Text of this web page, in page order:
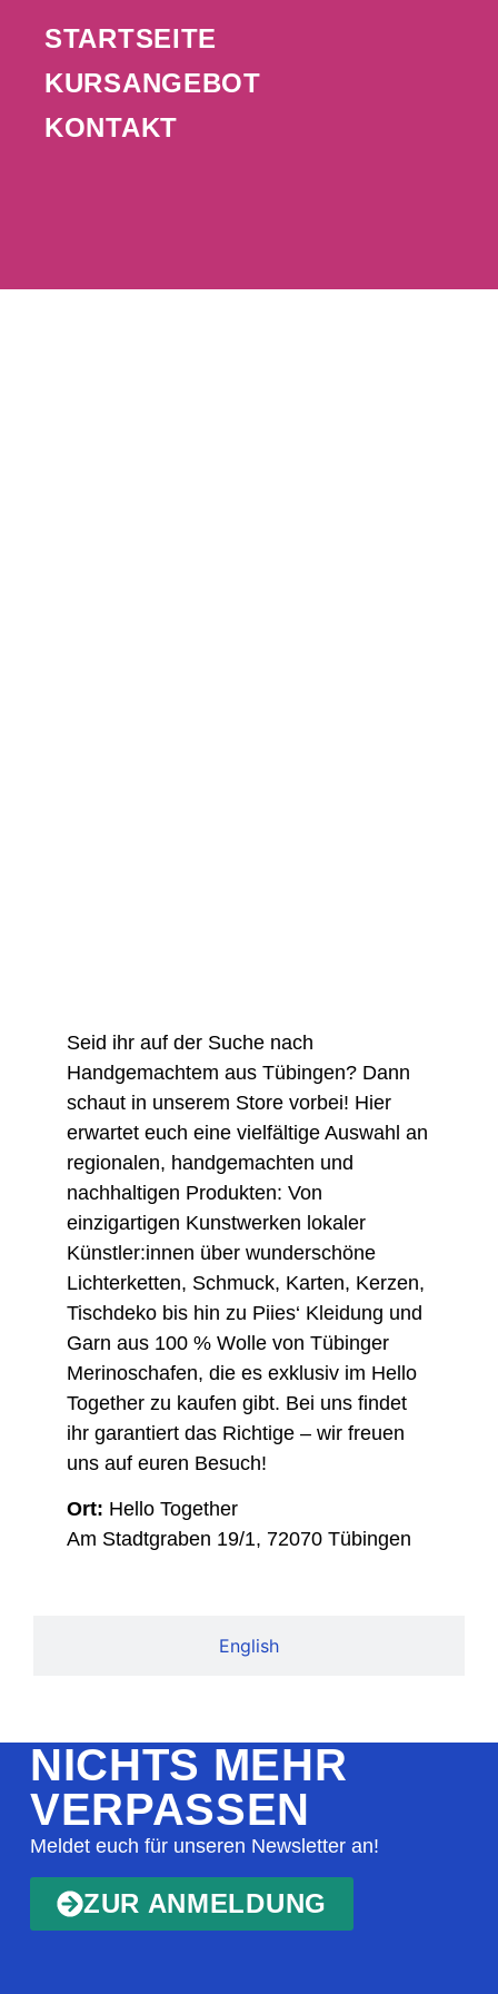
STARTSEITE
KURSANGEBOT
KONTAKT
English
Seid ihr auf der Suche nach
Handgemachtem aus Tübingen? Dann
schaut in unserem Store vorbei! Hier
erwartet euch eine vielfältige Auswahl an
regionalen, handgemachten und
nachhaltigen Produkten: Von
einzigartigen Kunstwerken lokaler
Künstler:innen über wunderschöne
Lichterketten, Schmuck, Karten, Kerzen,
Tischdeko bis hin zu Piies‘ Kleidung und
Garn aus 100 % Wolle von Tübinger
Merinoschafen, die es exklusiv im Hello
Together zu kaufen gibt. Bei uns findet
ihr garantiert das Richtige – wir freuen
uns auf euren Besuch!
Ort: Hello Together
Am Stadtgraben 19/1, 72070 Tübingen
NICHTS MEHR
VERPASSEN
Meldet euch für unseren Newsletter an!
ZUR ANMELDUNG